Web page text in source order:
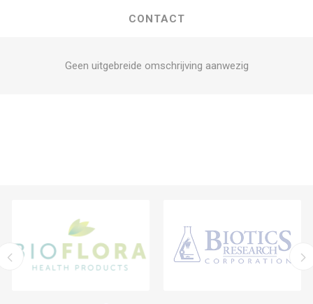
CONTACT
Geen uitgebreide omschrijving aanwezig